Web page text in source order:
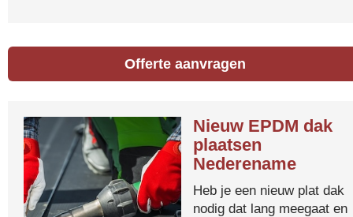
Offerte aanvragen
Nieuw EPDM dak
plaatsen
Nederename
Heb je een nieuw plat dak
nodig dat lang meegaat en